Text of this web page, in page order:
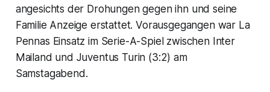
angesichts der Drohungen gegen ihn und seine
Familie Anzeige erstattet. Vorausgegangen war La
Pennas Einsatz im Serie-A-Spiel zwischen Inter
Mailand und Juventus Turin (3:2) am
Samstagabend.